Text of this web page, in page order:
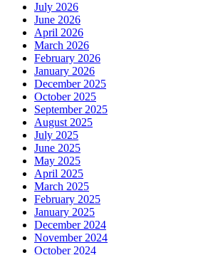
July 2026
June 2026
April 2026
March 2026
February 2026
January 2026
December 2025
October 2025
September 2025
August 2025
July 2025
June 2025
May 2025
April 2025
March 2025
February 2025
January 2025
December 2024
November 2024
October 2024